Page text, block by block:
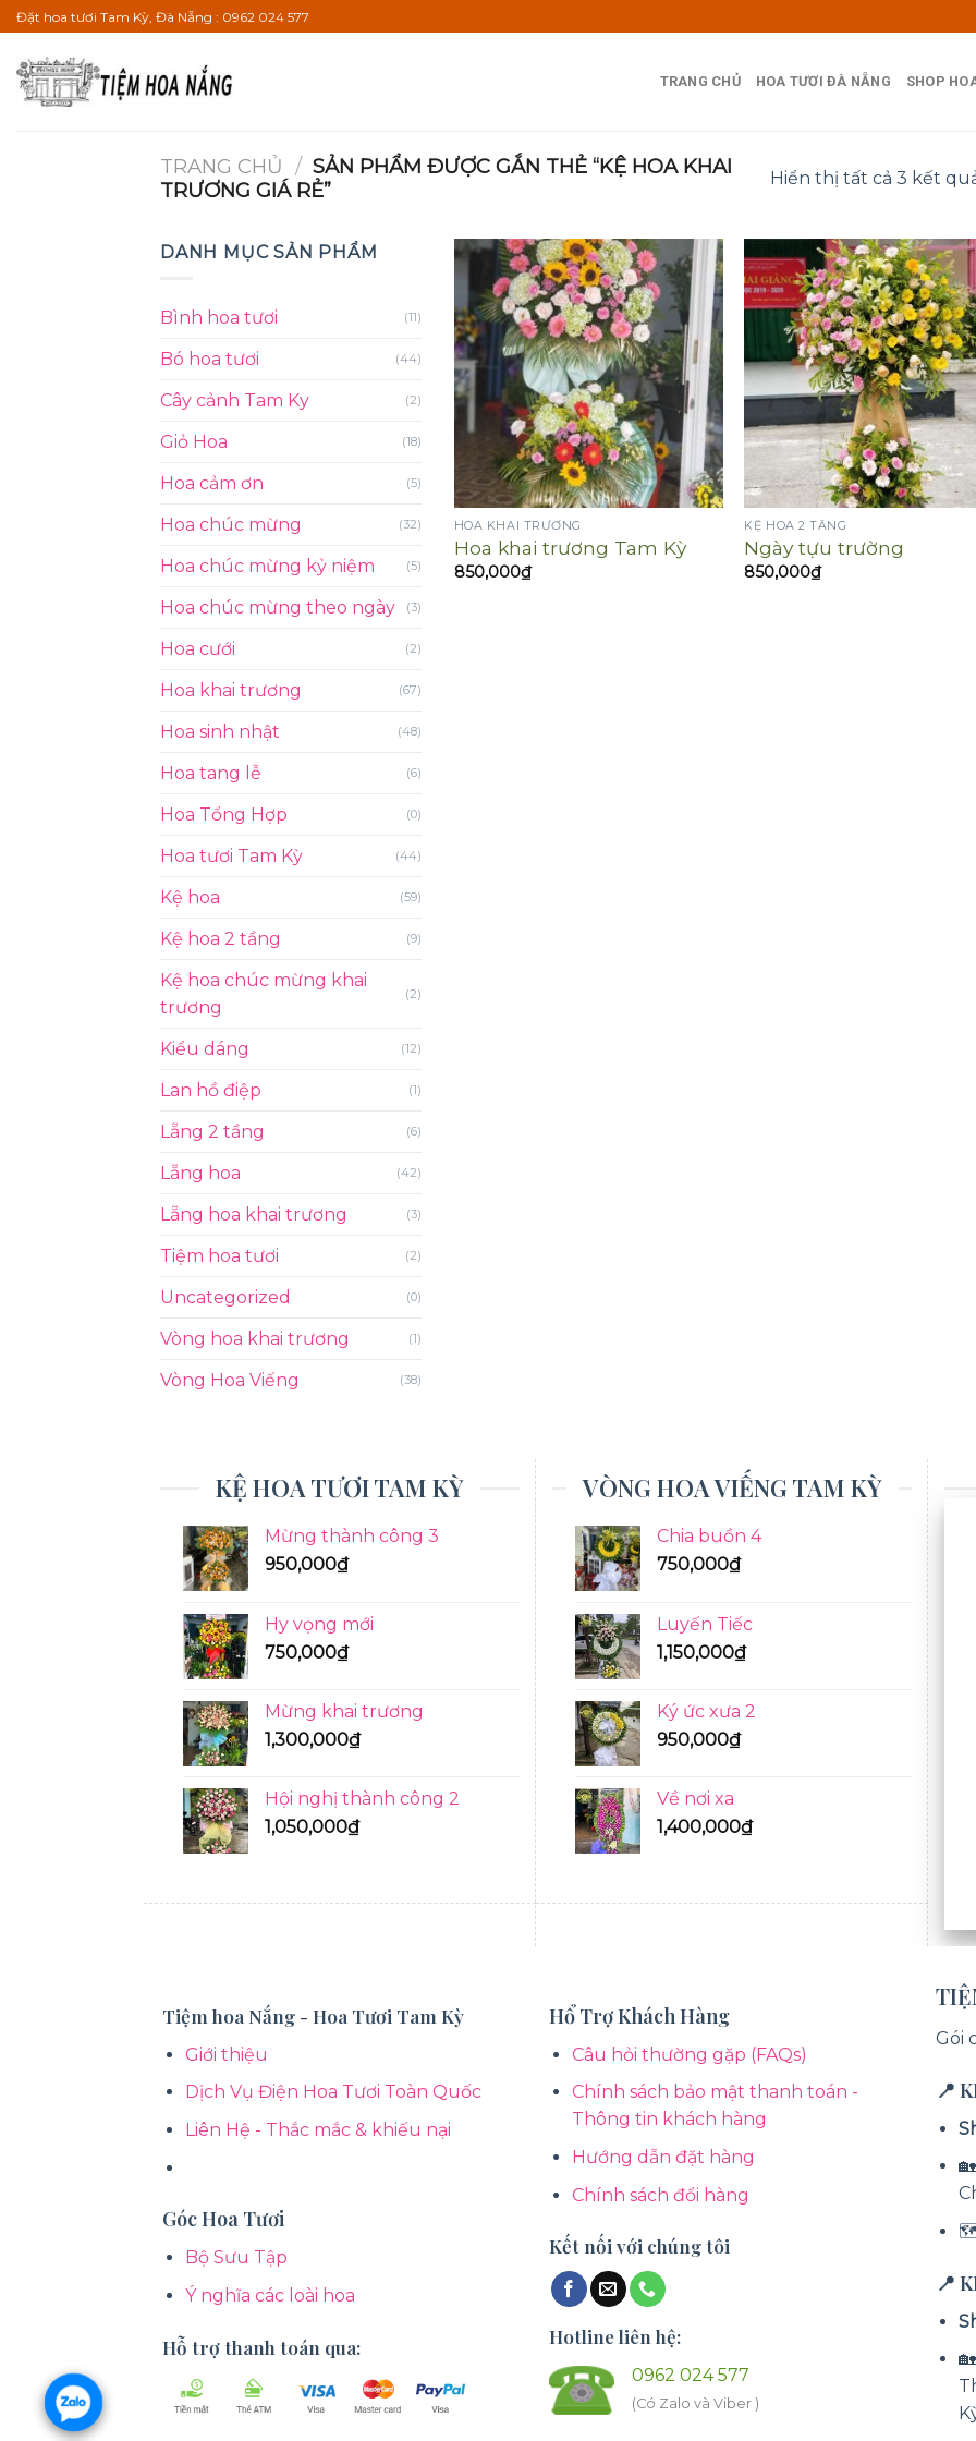
Bỏ
qua
nội
dung
Đặt hoa tươi Tam Kỳ, Đà Nẵng : 0962 024 577
TRANG CHỦ HOA TƯƠI ĐÀ NẴNG SHOP
TRANG CHỦ / SẢN PHẨM ĐƯỢC GẮN THẺ “KỆ HOA KHAI
TRƯƠNG GIÁ RẺ”
Hiển thị tất cả 3 kết
DANH MỤC SẢN PHẨM
Bình hoa tươi (11)
Bó hoa tươi (44)
Cây cảnh Tam Ky (2)
Giỏ Hoa (18)
Hoa cảm ơn (5)
Hoa chúc mừng (32)
Hoa chúc mừng kỷ niệm (5)
Hoa chúc mừng theo ngày (3)
Hoa cưới (2)
Hoa khai trương (67)
Hoa sinh nhật (48)
Hoa tang lễ (6)
Hoa Tổng Hợp (0)
Hoa tươi Tam Kỳ (44)
Kệ hoa (59)
Kệ hoa 2 tầng (9)
Kệ hoa chúc mừng khai
trương
(2)
Kiểu dáng (12)
Lan hồ điệp (1)
Lẵng 2 tầng (6)
Lẵng hoa (42)
Lẵng hoa khai trương (3)
Tiệm hoa tươi (2)
Uncategorized (0)
Vòng hoa khai trương (1)
Vòng Hoa Viếng (38)
HOA KHAI TRƯƠNG
Hoa khai trương Tam Kỳ
850,000₫
KỆ HOA 2 TẦNG
Ngày tựu trường
850,000₫
KỆ HOA TƯƠI TAM KỲ
Mừng thành công 3
950,000₫
Hy vọng mới
750,000₫
Mừng khai trương
1,300,000₫
Hội nghị thành công 2
1,050,000₫
VÒNG HOA VIẾNG TAM KỲ
Chia buồn 4
750,000₫
Luyến Tiếc
1,150,000₫
Ký ức xưa 2
950,000₫
Về nơi xa
1,400,000₫
Tiệm hoa Nắng - Hoa Tươi Tam Kỳ
Giới thiệu
Dịch Vụ Điện Hoa Tươi Toàn Quốc
Liên Hệ - Thắc mắc & khiếu nại
Góc Hoa Tươi
Bộ Sưu Tập
Ý nghĩa các loài hoa
Hỗ trợ thanh toán qua:
Hổ Trợ Khách Hàng
Câu hỏi thường gặp (FAQs)
Chính sách bảo mật thanh toán -
Thông tin khách hàng
Hướng dẫn đặt hàng
Chính sách đổi hàng
Kết nối với chúng tôi
Hotline liên hệ:
0962 024 577
(Có Zalo và Viber )
Gói
📍
📍